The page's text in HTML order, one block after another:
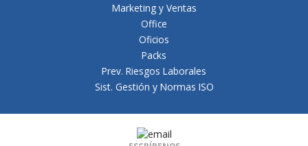
Marketing y Ventas
Office
Oficios
Packs
Prev. Riesgos Laborales
Sist. Gestión y Normas ISO